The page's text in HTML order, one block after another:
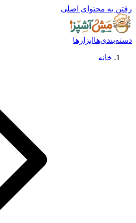
رفتن به محتوای اصلی
دسته‌بندی‌ها ابزارها
خانه